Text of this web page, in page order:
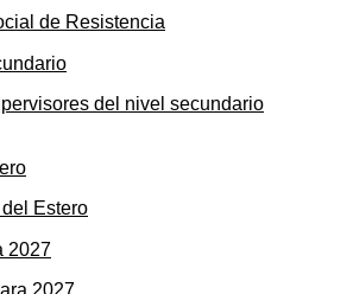
de Resistencia
del nivel secundario
Estero
2027